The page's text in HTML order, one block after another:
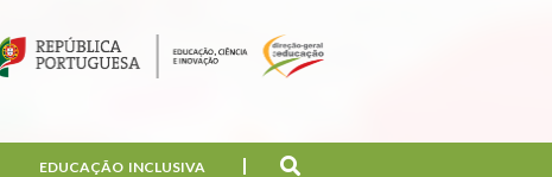
EDUCAÇÃO INCLUSIVA